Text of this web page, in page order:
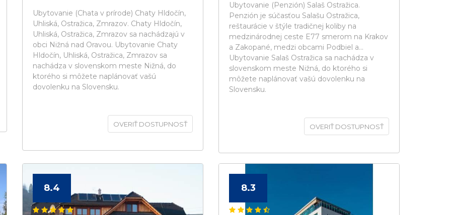
Ubytovanie (Chata v prírode) Chaty Hldočín,
Uhliská, Ostražica, Zmrazov. Chaty Hldočín,
Uhliská, Ostražica, Zmrazov sa nachádzajú v
obci Nižná nad Oravou. Ubytovanie Chaty
Hldočín, Uhliská, Ostražica, Zmrazov sa
nachádza v slovenskom meste Nižná, do
ktorého si môžete naplánovať vašú
dovolenku na Slovensku.
OVERIŤ DOSTUPNOSŤ
Ubytovanie (Penzión) Salaš Ostražica.
Penzión je súčasťou Salašu Ostražica,
reštaurácie v štýle tradičnej koliby na
medzinárodnej ceste E77 smerom na Krakov
a Zakopané, medzi obcami Podbiel a...
Ubytovanie Salaš Ostražica sa nachádza v
slovenskom meste Nižná, do ktorého si
môžete naplánovať vašú dovolenku na
Slovensku.
OVERIŤ DOSTUPNOSŤ
8.4 8.3